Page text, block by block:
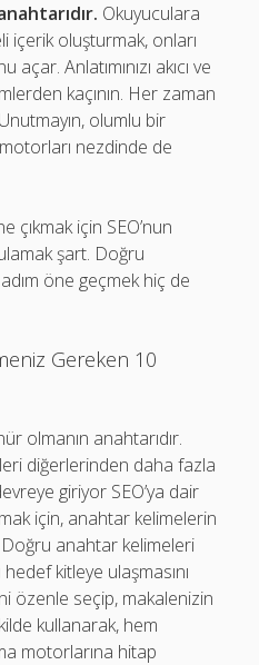
Okuyuculara
içerik oluşturmak, onları
Anlatımınızı akıcı ve
kaçının. Her zaman
olumlu bir
nezdinde de
çıkmak için SEO’nun
şart. Doğru
öne geçmek hiç de
Gereken 10
olmanın anahtarıdır.
diğerlerinden daha fazla
giriyor SEO’ya dair
için, anahtar kelimelerin
anahtar kelimeleri
kitleye ulaşmasını
özenle seçip, makalenizin
kullanarak, hem
motorlarına hitap